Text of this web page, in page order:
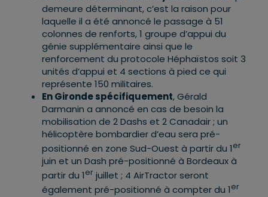
demeure déterminant, c’est la raison pour
laquelle il a été annoncé le passage à 51
colonnes de renforts, 1 groupe d’appui du
génie supplémentaire ainsi que le
renforcement du protocole Héphaïstos soit 3
unités d’appui et 4 sections à pied ce qui
représente 150 militaires.
En Gironde spécifiquement, Gérald
Darmanin a annoncé en cas de besoin la
mobilisation de 2 Dashs et 2 Canadair ; un
hélicoptère bombardier d’eau sera pré-
positionné en zone Sud-Ouest à partir du 1er
juin et un Dash pré-positionné à Bordeaux à
partir du 1er juillet ; 4 AirTractor seront
également pré-positionné à compter du 1er